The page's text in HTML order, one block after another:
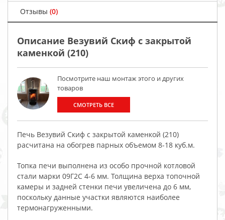
Отзывы (0)
Описание Везувий Скиф с закрытой
каменкой (210)
Посмотрите наш монтаж этого и других
товаров
СМОТРЕТЬ ВСЕ
Печь Везувий Скиф с закрытой каменкой (210)
расчитана на обогрев парных объемом 8-18 куб.м.
Топка печи выполнена из особо прочной котловой
стали марки 09Г2С 4-6 мм. Толщина верха топочной
камеры и задней стенки печи увеличена до 6 мм,
поскольку данные участки являются наиболее
термонагруженными.